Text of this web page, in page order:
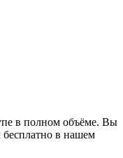
в полном объёме. Вы
бесплатно в нашем